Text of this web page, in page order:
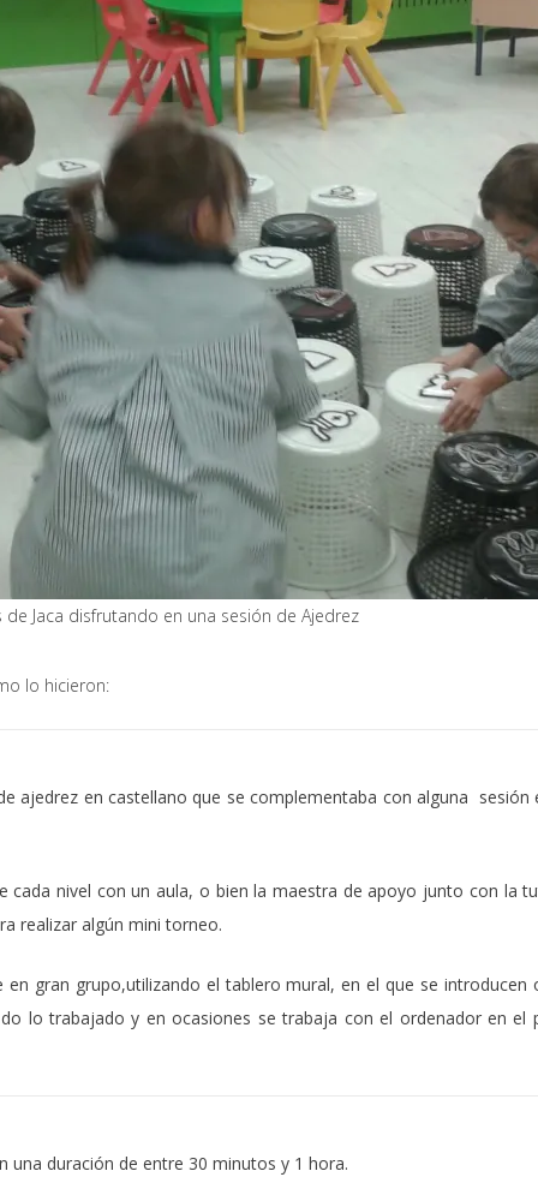
Jaca disfrutando en una sesión de Ajedrez
lo hicieron:
ajedrez en castellano que se complementaba con alguna
cada nivel con un aula, o bien la maestra de apoyo junto con la
realizar algún mini torneo.
en gran grupo,utilizando el tablero mural, en el que se
lo trabajado y en ocasiones se trabaja con el ordenador en
una duración de entre 30 minutos y 1 hora.